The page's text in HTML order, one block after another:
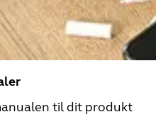
til dit produkt